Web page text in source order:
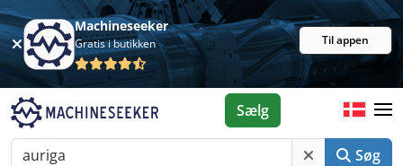
Machineseeker
Gratis i butikken Til appen
Søg
Sælg